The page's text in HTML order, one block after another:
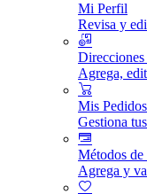
Mi Perfil
Revisa y
Agrega,
Mis Pedidos
Gestiona
Métodos de
Agrega y